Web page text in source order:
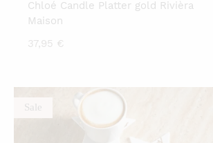
Chloé Candle Platter gold Rivièra
Maison
37,95 €
Sale